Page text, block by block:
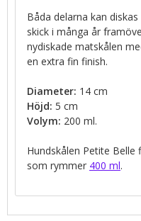
Båda delarna kan
skick i många år
nydiskade matskålen
en extra fin finish.
Diameter: 14 cm
Höjd: 5 cm
Volym: 200 ml.
Hundskålen Petite
som rymmer 400 ml.